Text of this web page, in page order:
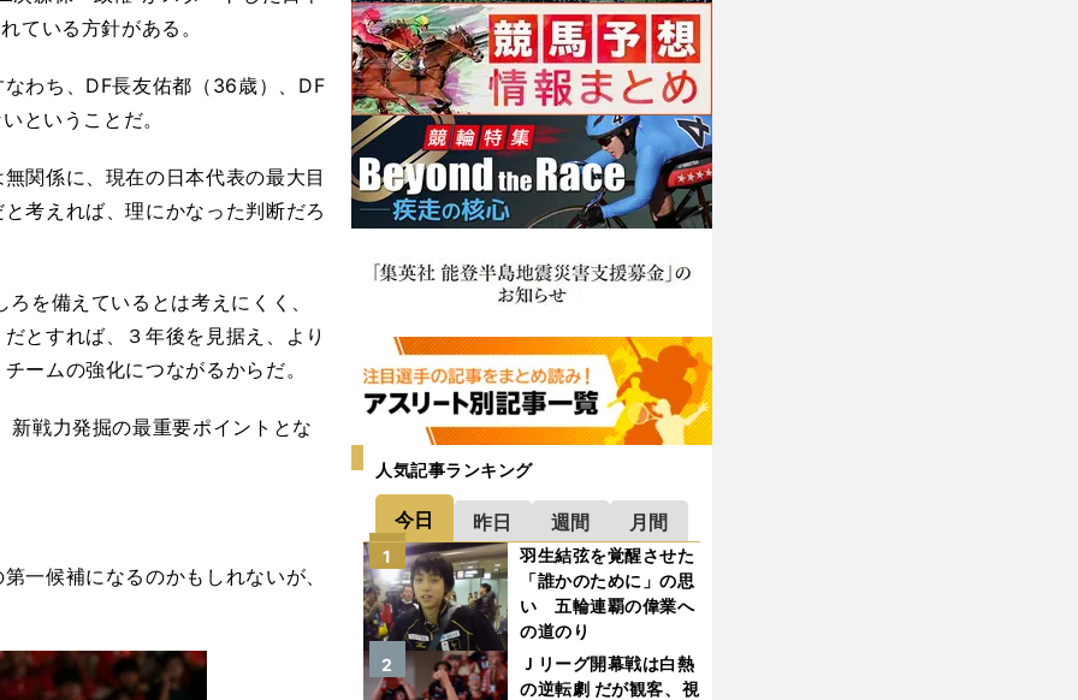
ている方針がある。
わち、DF長友佑都（36歳）、DF
ということだ。
関係に、現在の日本代表の最大目
考えれば、理にかなった判断だろ
を備えているとは考えにくく、
とすれば、３年後を見据え、より
ームの強化につながるからだ。
戦力発掘の最重要ポイントとな
候補になるのかもしれないが、
人気記事ランキング
今日 昨日 週間 月間
羽生結弦を覚醒させた
「誰かのために」の思
い 五輪連覇の偉業へ
の道のり
1
Ｊリーグ開幕戦は白熱
の逆転劇 だが観客、視
2